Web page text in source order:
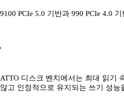
9100 PCIe 5.0 기반과 990 PCIe 4.0
ATTO 디스크 벤치에서는 최대 읽기
않고 인정적으로 유지되는 쓰기 성능